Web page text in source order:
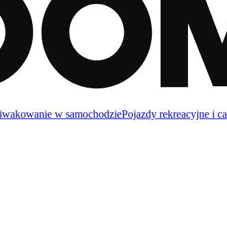
w samochodziePojazdy rekreacyjne i